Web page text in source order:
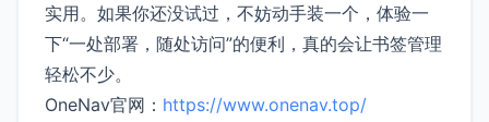
实用。如果你还没试过，不妨动手装一个，体验一
下“一处部署，随处访问”的便利，真的会让书签管理
轻松不少。
OneNav官网： https://www.onenav.top/